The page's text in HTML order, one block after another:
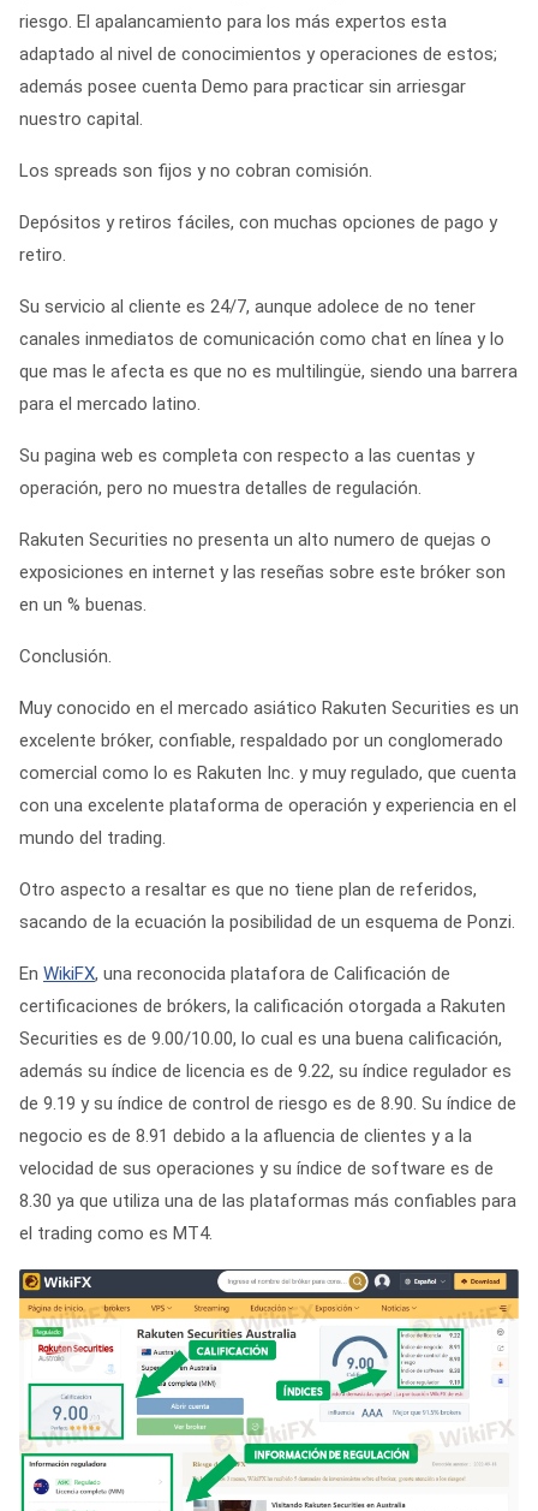
riesgo. El apalancamiento para los más expertos esta
adaptado al nivel de conocimientos y operaciones de estos;
además posee cuenta Demo para practicar sin arriesgar
nuestro capital.
Los spreads son fijos y no cobran comisión.
Depósitos y retiros fáciles, con muchas opciones de pago y
retiro.
Su servicio al cliente es 24/7, aunque adolece de no tener
canales inmediatos de comunicación como chat en línea y lo
que mas le afecta es que no es multilingüe, siendo una barrera
para el mercado latino.
Su pagina web es completa con respecto a las cuentas y
operación, pero no muestra detalles de regulación.
Rakuten Securities no presenta un alto numero de quejas o
exposiciones en internet y las reseñas sobre este bróker son
en un % buenas.
Conclusión.
Muy conocido en el mercado asiático Rakuten Securities es un
excelente bróker, confiable, respaldado por un conglomerado
comercial como lo es Rakuten Inc. y muy regulado, que cuenta
con una excelente plataforma de operación y experiencia en el
mundo del trading.
Otro aspecto a resaltar es que no tiene plan de referidos,
sacando de la ecuación la posibilidad de un esquema de Ponzi.
En WikiFX, una reconocida platafora de Calificación de
certificaciones de brókers, la calificación otorgada a Rakuten
Securities es de 9.00/10.00, lo cual es una buena calificación,
además su índice de licencia es de 9.22, su índice regulador es
de 9.19 y su índice de control de riesgo es de 8.90. Su índice de
negocio es de 8.91 debido a la afluencia de clientes y a la
velocidad de sus operaciones y su índice de software es de
8.30 ya que utiliza una de las plataformas más confiables para
el trading como es MT4.